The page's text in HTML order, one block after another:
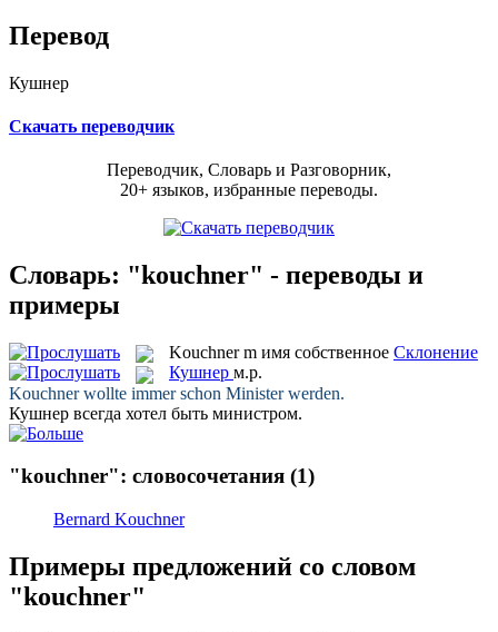
Перевод
Кушнер
Скачать переводчик
Переводчик, Словарь и Разговорник,
20+ языков, избранные переводы.
Словарь: "kouchner" - переводы и
примеры
Kouchner m имя собственное Склонение
Кушнер м.р.
Kouchnerwollte immer schon Minister werden.
Кушнер всегда хотел быть министром.
"kouchner": словосочетания (1)
Bernard Kouchner
Примеры предложений со словом
"kouchner"